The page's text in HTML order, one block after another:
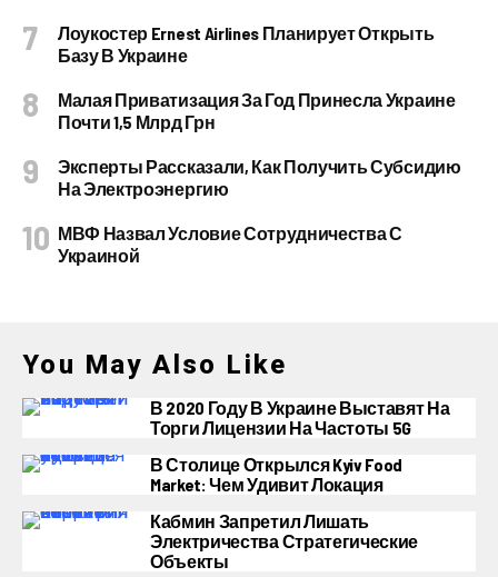
Лоукостер Ernest Airlines Планирует Открыть
Базу В Украине
Малая Приватизация За Год Принесла Украине
Почти 1,5 Млрд Грн
Эксперты Рассказали, Как Получить Субсидию
На Электроэнергию
МВФ Назвал Условие Сотрудничества С
Украиной
You May Also Like
В 2020 Году В Украине Выставят На
Торги Лицензии На Частоты 5G
В Столице Открылся Kyiv Food
Market: Чем Удивит Локация
Кабмин Запретил Лишать
Электричества Стратегические
Объекты